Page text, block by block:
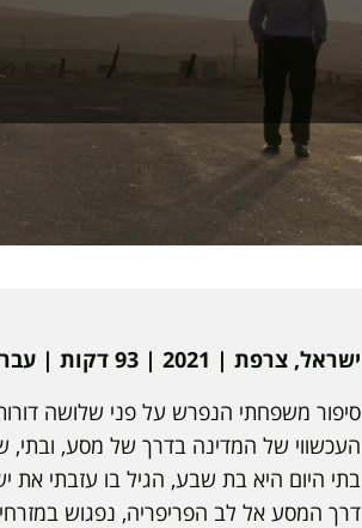
ישראל, צרפת | 2021 | 93 דקות | עברית, צרפתית | כתוביות בעברית ובאנגלית | דוקומנטרי
סיפור משפחתי הנפרש על פני שלושה
העכשווי של המדינה בדרך של מסע, ובתי,
בתי היום היא בת שבע, הגיל בו עזבתי את
דרך המסע אל לב הפריפריה, נפגוש